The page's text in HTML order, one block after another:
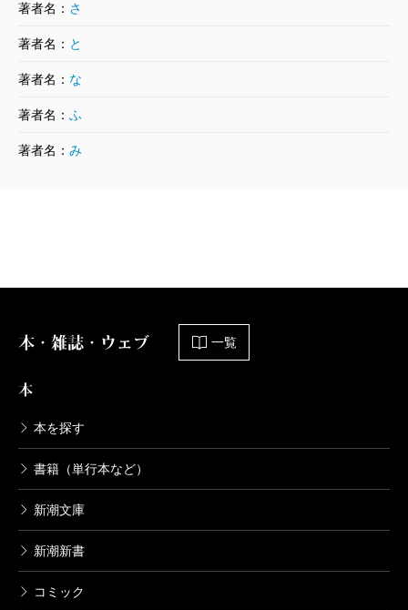
著者名： さ
著者名： と
著者名： な
著者名： ふ
著者名： み
本・雑誌・ウェブ 一覧
本
本を探す
書籍（単行本など）
新潮文庫
新潮新書
コミック